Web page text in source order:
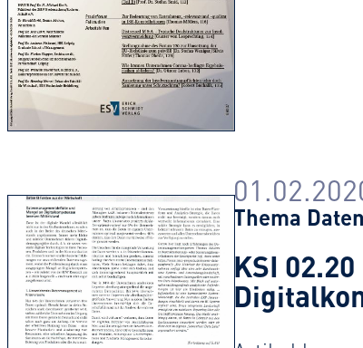
Thema
KSI